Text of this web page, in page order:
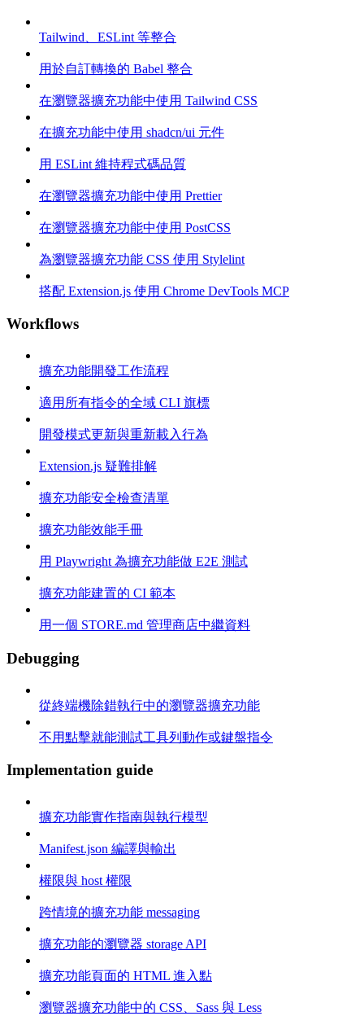
Tailwind、ESLint 等整合
用於自訂轉換的 Babel 整合
在瀏覽器擴充功能中使用 Tailwind CSS
在擴充功能中使用 shadcn/ui 元件
用 ESLint 維持程式碼品質
在瀏覽器擴充功能中使用 Prettier
在瀏覽器擴充功能中使用 PostCSS
為瀏覽器擴充功能 CSS 使用 Stylelint
搭配 Extension.js 使用 Chrome DevTools MCP
Workflows
擴充功能開發工作流程
適用所有指令的全域 CLI 旗標
開發模式更新與重新載入行為
Extension.js 疑難排解
擴充功能安全檢查清單
擴充功能效能手冊
用 Playwright 為擴充功能做 E2E 測試
擴充功能建置的 CI 範本
用一個 STORE.md 管理商店中繼資料
Debugging
從終端機除錯執行中的瀏覽器擴充功能
不用點擊就能測試工具列動作或鍵盤指令
Implementation guide
擴充功能實作指南與執行模型
Manifest.json 編譯與輸出
權限與 host 權限
跨情境的擴充功能 messaging
擴充功能的瀏覽器 storage API
擴充功能頁面的 HTML 進入點
瀏覽器擴充功能中的 CSS、Sass 與 Less